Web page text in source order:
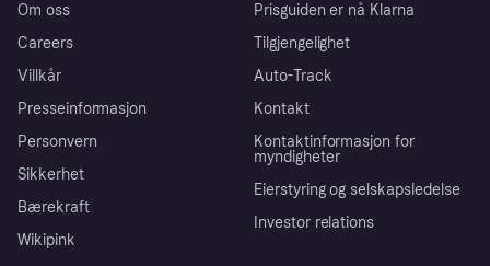
Om oss
Careers
Villkår
Presseinformasjon
Personvern
Sikkerhet
Bærekraft
Wikipink
Prisguiden er nå Klarna
Tilgjengelighet
Auto-Track
Kontakt
Kontaktinformasjon for
myndigheter
Eierstyring og selskapsledelse
Investor relations